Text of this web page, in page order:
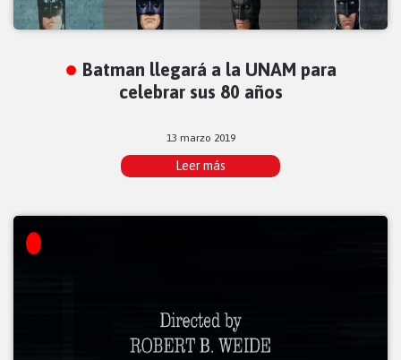
Batman llegará a la UNAM para
celebrar sus 80 años
13 marzo 2019
Leer más